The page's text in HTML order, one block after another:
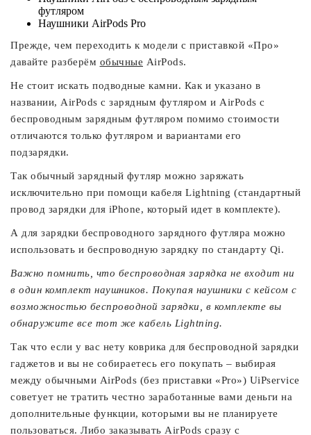
футляром
Наушники AirPods Pro
Прежде, чем переходить к модели с приставкой «Про»
давайте разберём обычные AirPods.
Не стоит искать подводные камни. Как и указано в
названии, AirPods с зарядным футляром и AirPods с
беспроводным зарядным футляром помимо стоимости
отличаются только футляром и вариантами его
подзарядки.
Так обычный зарядный футляр можно заряжать
исключительно при помощи кабеля Lightning (стандартный
провод зарядки для iPhone, который идет в комплекте).
А для зарядки беспроводного зарядного футляра можно
использовать и беспроводную зарядку по стандарту Qi.
Важно помнить, что беспроводная зарядка не входит ни
в один комплект наушников. Покупая наушники с кейсом с
возможностью беспроводной зарядки, в комплекте вы
обнаружите все тот же кабель Lightning.
Так что если у вас нету коврика для беспроводной зарядки
гаджетов и вы не собираетесь его покупать – выбирая
между обычными AirPods (без приставки «Pro») UiPservice
советует не тратить честно заработанные вами деньги на
дополнительные функции, которыми вы не планируете
пользоваться. Либо заказывать AirPods сразу с